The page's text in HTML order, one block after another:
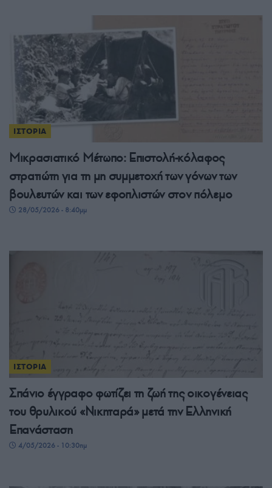
ΙΣΤΟΡΙΑ
Μικρασιατικό Μέτωπο: Επιστολή-κόλαφος
στρατιώτη για τη μη συμμετοχή των γόνων των
βουλευτών και των εφοπλιστών στον πόλεμο
28/05/2026 - 8:40μμ
ΙΣΤΟΡΙΑ
Σπάνιο έγγραφο φωτίζει τη ζωή της οικογένειας
του θρυλικού «Νικηταρά» μετά την Ελληνική
Επανάσταση
4/05/2026 - 10:30πμ